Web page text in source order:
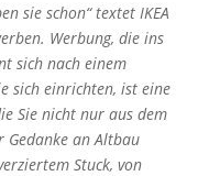
sie schon“ textet IKEA
Werbung, die ins
sich nach einem
sich einrichten, ist eine
Sie nicht nur aus dem
Gedanke an Altbau
Stuck, von